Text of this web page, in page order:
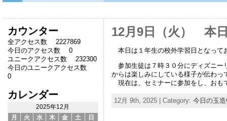
カウンター
全アクセス数 2227869
今日のアクセス数 0
ユニークアクセス数 232300
今日のユニークアクセス数
0
カレンダー
2025年12月
月
火 水 木 金 土 日
12月9日（火） 本
本日は１年生の校外学習日となって
参加生徒は７時３０分にディズニー
からは楽しみにしている様子が伝わっ
現在は、セミナーに参加をし、おも
12月 9th, 2025 | Category: 今日の玉